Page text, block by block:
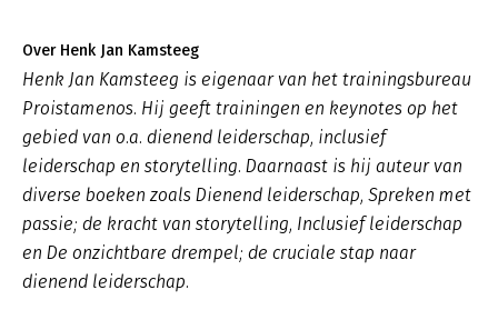
Over Henk Jan Kamsteeg
Henk Jan Kamsteeg is eigenaar van het trainingsbureau
Proistamenos. Hij geeft trainingen en keynotes op het
gebied van o.a. dienend leiderschap, inclusief
leiderschap en storytelling. Daarnaast is hij auteur van
diverse boeken zoals Dienend leiderschap, Spreken met
passie; de kracht van storytelling, Inclusief leiderschap
en De onzichtbare drempel; de cruciale stap naar
dienend leiderschap.